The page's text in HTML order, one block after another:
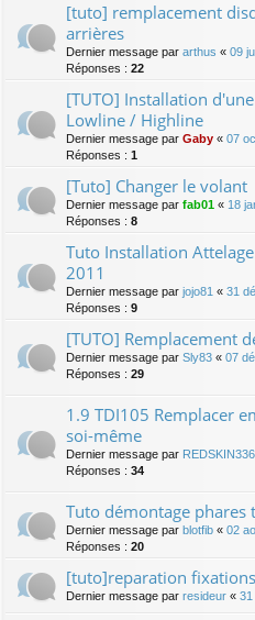
[tuto] remplacement
arrières
Dernier message par arthus « 09
Réponses : 22
[TUTO] Installation
Lowline / Highline
Dernier message par Gaby « 07
Réponses : 1
[Tuto] Changer le volant
Dernier message par fab01 « 18
Réponses : 8
Tuto Installation
2011
Dernier message par jojo81 « 31
Réponses : 9
[TUTO] Remplacement
Dernier message par Sly83 « 07
Réponses : 29
1.9 TDI105 Remplacer
soi-même
Dernier message par
Réponses : 34
Tuto démontage phares
Dernier message par blotfib « 02
Réponses : 20
[tuto]reparation
Dernier message par resideur « 31